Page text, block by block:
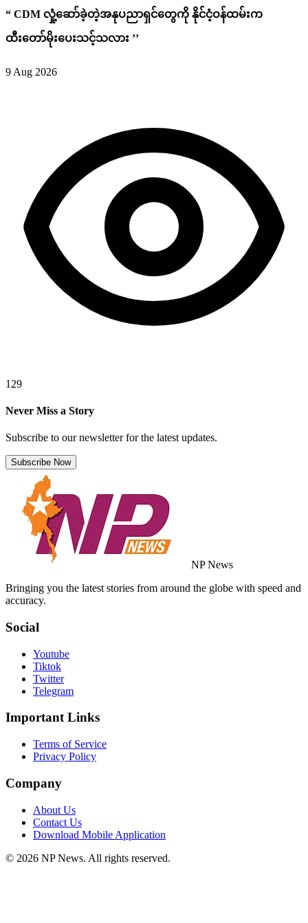
“ CDM လှုံ့ဆော်ခဲ့တဲ့အနုပညာရှင်တွေကို နိုင်ငံ့ဝန်ထမ်းက
ထီးတော်မိုးပေးသင့်သလား ’’
9 Aug 2026
129
Never Miss a Story
Subscribe to our newsletter for the latest updates.
Subscribe Now
NP News
Bringing you the latest stories from around the globe with speed and
accuracy.
Social
Youtube
Tiktok
Twitter
Telegram
Important Links
Terms of Service
Privacy Policy
Company
About Us
Contact Us
Download Mobile Application
© 2026 NP News. All rights reserved.